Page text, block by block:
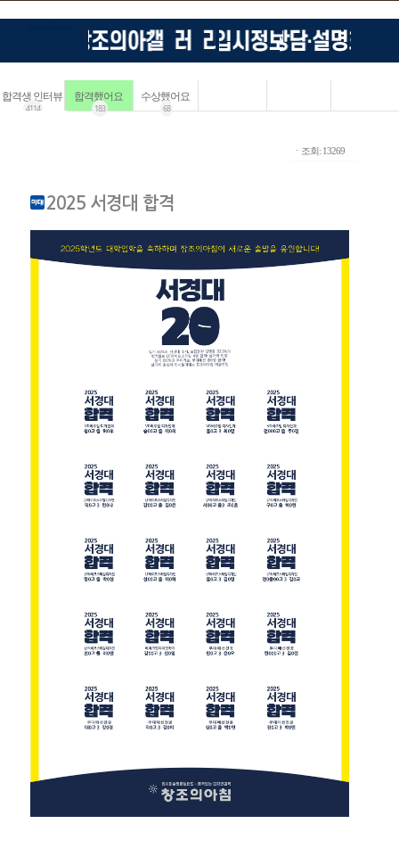
합격생 인터뷰
4114
합격했어요
183
수상했어요
68
ㆍ조회: 13269
2025 서경대 합격